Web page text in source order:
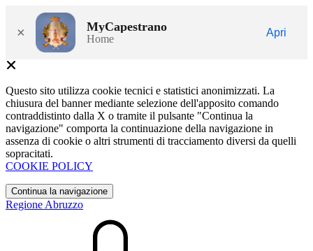
× MyCapestrano
Home
Apri
Questo sito utilizza cookie tecnici e statistici anonimizzati. La
chiusura del banner mediante selezione dell'apposito comando
contraddistinto dalla X o tramite il pulsante "Continua la
navigazione" comporta la continuazione della navigazione in
assenza di cookie o altri strumenti di tracciamento diversi da quelli
sopracitati.
COOKIE POLICY
Continua la navigazione
Regione Abruzzo